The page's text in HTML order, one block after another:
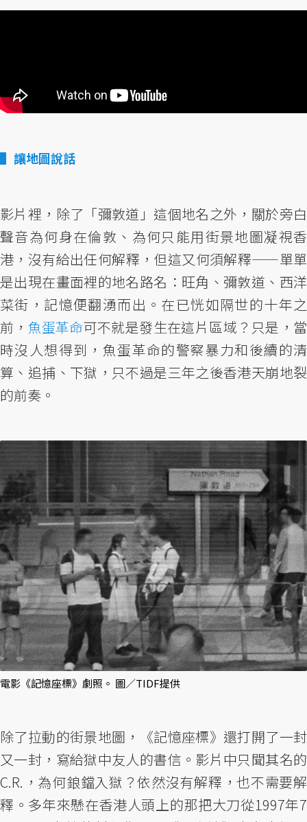
讓地圖說話
影片裡，除了「彌敦道」這個地名之外，關於旁白
聲音為何身在倫敦、為何只能用街景地圖凝視香
港，沒有給出任何解釋，但這又何須解釋——單單
是出現在畫面裡的地名路名：旺角、彌敦道、西洋
菜街，記憶便翻湧而出。在已恍如隔世的十年之
前， 魚蛋革命可不就是發生在這片區域？只是，當
時沒人想得到，魚蛋革命的警察暴力和後續的清
算、追捕、下獄，只不過是三年之後香港天崩地裂
的前奏。
電影《記憶座標》劇照。 圖／TIDF提供
除了拉動的街景地圖，《記憶座標》還打開了一封
又一封，寫給獄中友人的書信。影片中只聞其名的
C.R.，為何鋃鐺入獄？依然沒有解釋，也不需要解
釋。多年來懸在香港人頭上的那把大刀從1997年7